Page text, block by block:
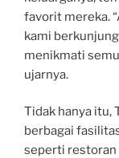
favorit mereka.
kami
menikmati
ujarnya.
Tidak hanya itu,
berbagai
seperti restoran